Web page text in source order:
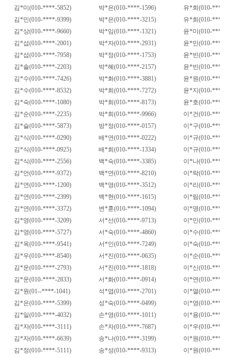
김*미 (010-****-5852) 박*은(010-****-1596) 유*희 (010-****-
김*민(010-****-9399) 박*은(010-****-3215) 유*희 (010-****-
김*상(010-****-9660) 박*임(010-****-1321) 윤*미 (010-****-
김*섭(010-****-2001) 박*자(010-****-2931) 윤*민(010-****-
김*섭(010-****-7958) 박*정(010-****-1753) 윤*빈(010-****-
김*솔(010-****-2203) 박*혜 (010-****-2157) 윤*빈(010-****-
김*수(010-****-7426) 박*화(010-****-3881) 윤*원(010-****-
김*수(010-****-8532) 박*희 (010-****-7272) 윤*지 (010-****-
김*숙(010-****-1080) 박*희 (010-****-8173) 윤*호(010-****-
김*순(010-****-2235) 박*희 (010-****-9966) 이 *건(010-****-
김*슬(010-****-5873) 방*정(010-****-0157) 이 *구(010-****-
김*식(010-****-0290) 배*연(010-****-0222) 이 *규(010-****-
김*식(010-****-0925) 배*희 (010-****-1334) 이 *규(010-****-
김*식(010-****-2556) 백*숙(010-****-3385) 이 *나(010-****-
김*언(010-****-9372) 백*연(010-****-8210) 이 *락(010-****-
김*연(010-****-1200) 백*영(010-****-3512) 이 *리 (010-****-
김*연(010-****-2399) 백*현(010-****-1615) 이 *림(010-****-
김*연(010-****-3372) 변*훈(010-****-1094) 이 *명(010-****-
김*영(010-****-3209) 서*선(010-****-9713) 이 *민(010-****-
김*영(010-****-5727) 서*숙(010-****-4860) 이 *수(010-****-
김*옥(010-****-9541) 서*인(010-****-7249) 이 *숙(010-****-
김*우(010-****-8540) 서*진(010-****-0635) 이 *순(010-****-
김*운(010-****-2793) 서*진(010-****-1818) 이 *신(010-****-
김*운(010-****-2833) 서*화(010-****-0914) 이 *연(010-****-
김*원(01--****-1041) 석*엽(010-****-2701) 이 *열(010-****-
김*은(010-****-5399) 성*숙(010-****-0499) 이 *영(010-****-
김*일(010-****-4032) 손*영(010-****-1011) 이 *용(010-****-
김*자(010-****-3111) 손*자(010-****-7687) 이 *우(010-****-
김*자(010-****-6639) 송*나(010-****-3199) 이 *원(010-****-
김*정(010-****-5111) 송*성(010-****-9313) 이 *원(010-****-